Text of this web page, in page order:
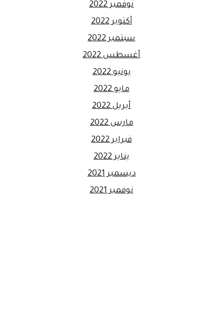
نوفمبر 2022
أكتوبر 2022
سبتمبر 2022
أغسطس 2022
يونيو 2022
مايو 2022
أبريل 2022
مارس 2022
فبراير 2022
يناير 2022
ديسمبر 2021
نوفمبر 2021